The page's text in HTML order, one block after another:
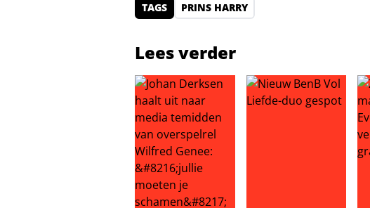
TAGS PRINS HARRY
Lees verder